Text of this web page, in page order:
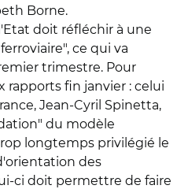
Borne.
doit réfléchir à une
ce qui va
trimestre. Pour
rapports fin janvier : celui
Jean-Cyril Spinetta,
du modèle
longtemps privilégié le
des
ci doit permettre de faire